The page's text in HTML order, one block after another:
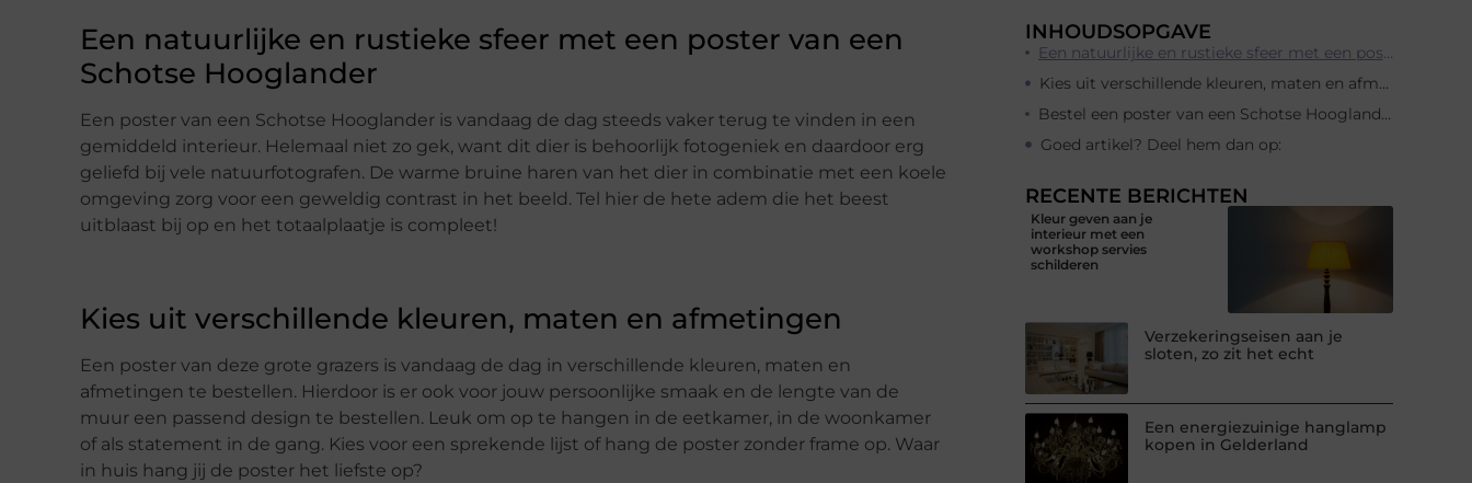
Een natuurlijke en rustieke sfeer met een poster van een
Schotse Hooglander
Een poster van een Schotse Hooglander is vandaag de dag steeds vaker terug te vinden in een
gemiddeld interieur. Helemaal niet zo gek, want dit dier is behoorlijk fotogeniek en daardoor erg
geliefd bij vele natuurfotografen. De warme bruine haren van het dier in combinatie met een koele
omgeving zorg voor een geweldig contrast in het beeld. Tel hier de hete adem die het beest
uitblaast bij op en het totaalplaatje is compleet!
Kies uit verschillende kleuren, maten en afmetingen
Een poster van deze grote grazers is vandaag de dag in verschillende kleuren, maten en
afmetingen te bestellen. Hierdoor is er ook voor jouw persoonlijke smaak en de lengte van de
muur een passend design te bestellen. Leuk om op te hangen in de eetkamer, in de woonkamer
of als statement in de gang. Kies voor een sprekende lijst of hang de poster zonder frame op. Waar
in huis hang jij de poster het liefste op?
INHOUDSOPGAVE
Een natuurlijke en rustieke sfeer met een poster van een Schotse Hooglander
Kies uit verschillende kleuren, maten en afmetingen
Bestel een poster van een Schotse Hooglander eenvoudig en snel online
Goed artikel? Deel hem dan op:
RECENTE BERICHTEN
Kleur geven aan je
interieur met een
workshop servies
schilderen
Verzekeringseisen aan je
sloten, zo zit het echt
Een energiezuinige hanglamp
kopen in Gelderland